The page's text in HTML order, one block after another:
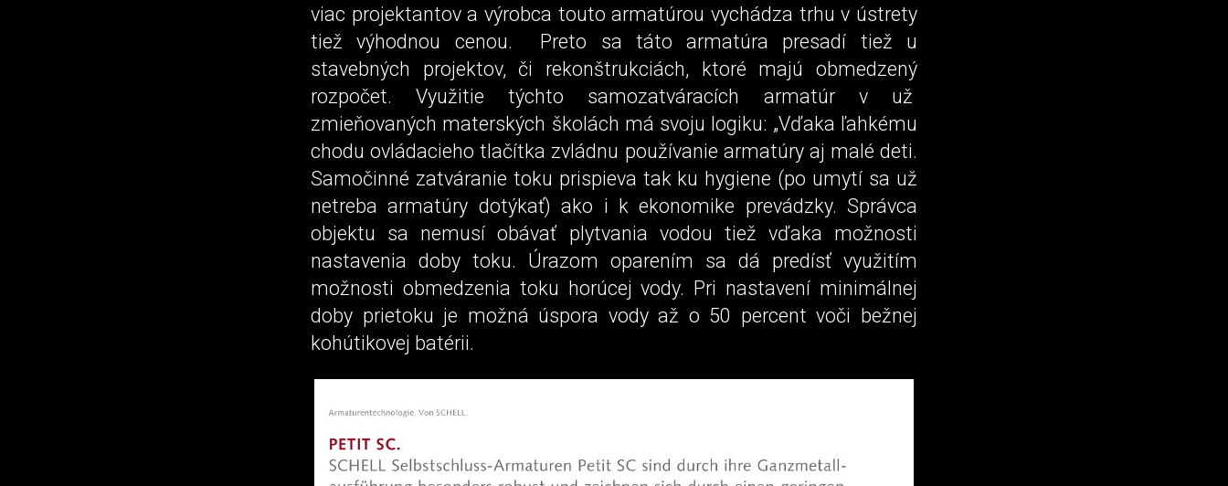
viac projektantov a výrobca touto armatúrou vychádza trhu v ústrety
tiež výhodnou cenou. Preto sa táto armatúra presadí tiež u
stavebných projektov, či rekonštrukciách, ktoré majú obmedzený
rozpočet. Využitie týchto samozatváracích armatúr v už
zmieňovaných materských školách má svoju logiku: „Vďaka ľahkému
chodu ovládacieho tlačítka zvládnu používanie armatúry aj malé deti.
Samočinné zatváranie toku prispieva tak ku hygiene (po umytí sa už
netreba armatúry dotýkať) ako i k ekonomike prevádzky. Správca
objektu sa nemusí obávať plytvania vodou tiež vďaka možnosti
nastavenia doby toku. Úrazom oparením sa dá predísť využitím
možnosti obmedzenia toku horúcej vody. Pri nastavení minimálnej
doby prietoku je možná úspora vody až o 50 percent voči bežnej
kohútikovej batérii.